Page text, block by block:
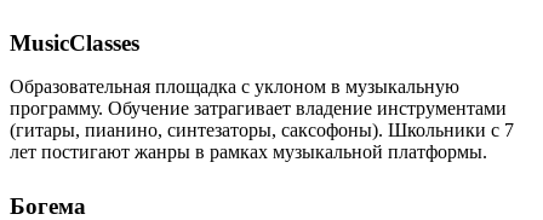
MusicClasses
Образовательная площадка с уклоном в музыкальную
программу. Обучение затрагивает владение инструментами
(гитары, пианино, синтезаторы, саксофоны). Школьники с 7
лет постигают жанры в рамках музыкальной платформы.
Богема